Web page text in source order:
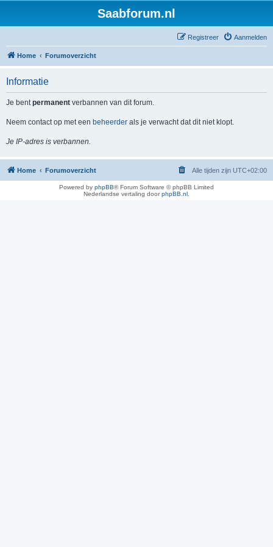
Saabforum.nl
Aanmelden
Registreer
Home Forumoverzicht
Informatie
Je bentpermanent verbannen van dit forum.
Neem contact op met een beheerder als je verwacht dat dit niet klopt.
Je IP-adres is verbannen.
Home Forumoverzicht Alle tijden zijn UTC+02:00
Powered by phpBB® Forum Software © phpBB Limited
Nederlandse vertaling doorphpBB.nl